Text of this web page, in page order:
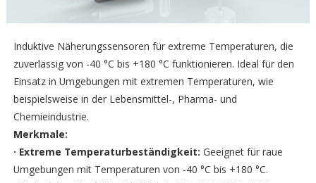
Induktive Näherungssensoren für extreme Temperaturen, die
zuverlässig von -40 °C bis +180 °C funktionieren. Ideal für den
Einsatz in Umgebungen mit extremen Temperaturen, wie
beispielsweise in der Lebensmittel-, Pharma- und
Chemieindustrie.
Merkmale:
· Extreme Temperaturbeständigkeit: Geeignet für raue
Umgebungen mit Temperaturen von -40 °C bis +180 °C.